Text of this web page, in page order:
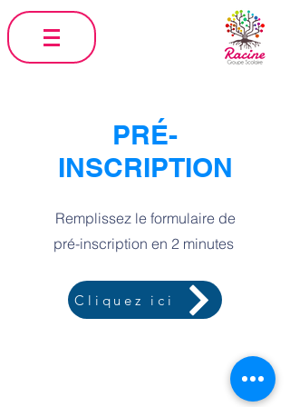
PRÉ-
INSCRIPTION
Remplissez le formulaire de
pré-inscription en 2 minutes
Cliquez ici